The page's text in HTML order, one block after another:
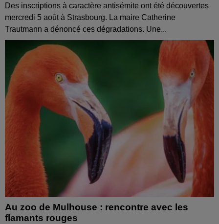
Des inscriptions à caractère antisémite ont été découvertes
mercredi 5 août à Strasbourg. La maire Catherine
Trautmann a dénoncé ces dégradations. Une...
Au zoo de Mulhouse : rencontre avec les
flamants rouges